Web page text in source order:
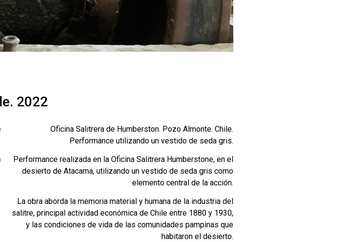
2022
Oficina Salitrera de Humberston. Pozo Almonte. Chile.
Performance utilizando un vestido de seda gris.
Performance realizada en la Oficina Salitrera Humberstone, en el
desierto de Atacama, utilizando un vestido de seda gris como
elemento central de la acción.
La obra aborda la memoria material y humana de la industria del
salitre, principal actividad económica de Chile entre 1880 y 1930,
y las condiciones de vida de las comunidades pampinas que
habitaron el desierto.